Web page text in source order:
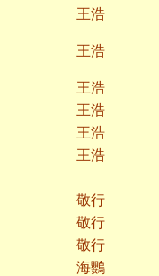
王浩
王浩
王浩
王浩
王浩
王浩
敬行
敬行
敬行
海鸚